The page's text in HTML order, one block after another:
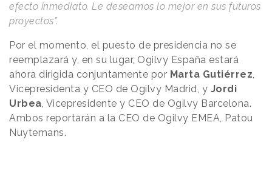
efecto inmediato. Le deseamos lo mejor en sus futuros
proyectos”.
Por el momento, el puesto de presidencia no se
reemplazará y, en su lugar, Ogilvy España estará
ahora dirigida conjuntamente por Marta Gutiérrez,
Vicepresidenta y CEO de Ogilvy Madrid, y Jordi
Urbea, Vicepresidente y CEO de Ogilvy Barcelona.
Ambos reportarán a la CEO de Ogilvy EMEA, Patou
Nuytemans.